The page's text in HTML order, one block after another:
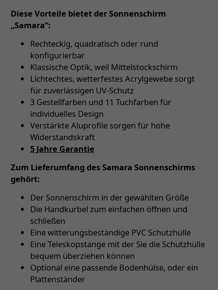
Diese Vorteile bietet der Sonnenschirm
„Samara“:
Rechteckig, quadratisch oder rund
konfigurierbar
Klassische Optik, weil Mittelstockschirm
Lichtechtes, wetterfestes Acrylgewebe sorgt
für zuverlässigen UV-Schutz
3 Gestellfarben und 11 Tuchfarben für
individuelles Design
Verstärkte Aluprofile sorgen für hohe
Widerstandskraft
5 Jahre Garantie
Zum Lieferumfang des Samara Sonnenschirms
gehört:
Der Sonnenschirm in der gewählten Größe
Die Handkurbel zum einfachen öffnen und
schließen
Eine witterungsbeständige PVC Schutzhülle
Eine Teleskopstange mit der Sie die Schutzhülle
bequem überziehen können
Optional eine passende Bodenhülse, oder ein
Plattenständer